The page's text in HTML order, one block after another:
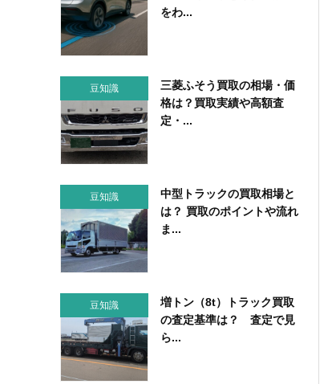
をわ...
豆知識
三菱ふそう買取の相場・価
格は？買取実績や高額査
定・...
豆知識
中型トラックの買取相場と
は？ 買取のポイントや流れ
ま...
豆知識
増トン（8t）トラック買取
の査定基準は？ 査定で見
ら...